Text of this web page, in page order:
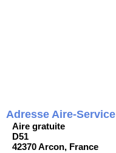
Adresse Aire-Service
Aire gratuite
D51
42370 Arcon, France